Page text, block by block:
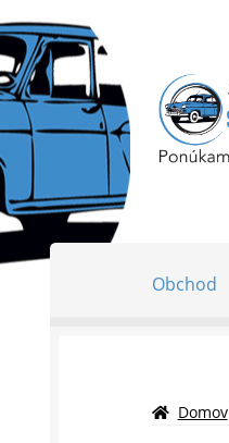
Preskočiť
na
navigáciu
Preskočiť
na
obsah
Obchod
Domov